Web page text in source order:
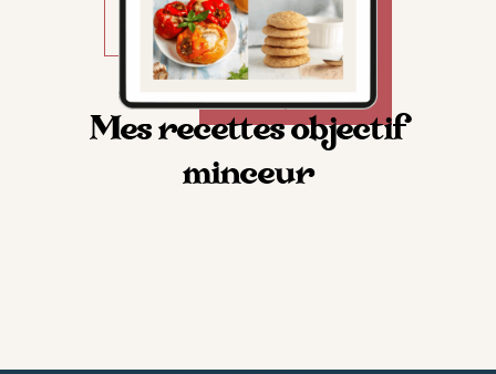
Mes recettes objectif
minceur